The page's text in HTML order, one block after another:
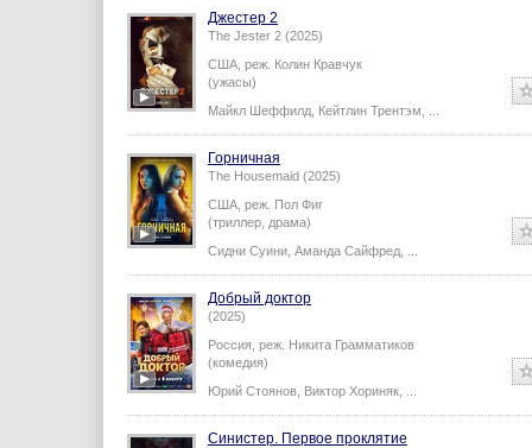
Джестер 2
The Jester 2 (2025)
США, реж. Колин Кравчук
(ужасы)
Майкл Шеффилд Кейтлин Трентэм
Горничная
The Housemaid (2025)
США, реж. Пол Фиг
(триллер, драма)
Сидни Суини Аманда Сайфред
Добрый доктор
(2025)
Россия, реж. Никита Грамматиков
(комедия)
Юрий Стоянов Виктор Хориняк
Синистер. Первое проклятие